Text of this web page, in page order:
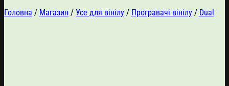
Головна / Магазин / Усе для вінілу / Програвачі вінілу / Dual